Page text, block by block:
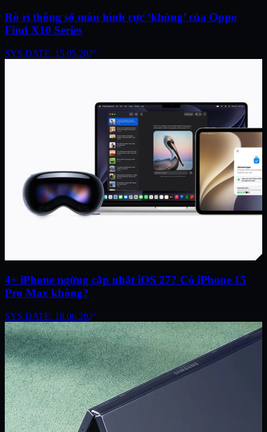
Rò rỉ thông số màn hình cực ‘khủng’ của Oppo
Find X10 Series
SYS.DATE: 15.05.2026
4+ iPhone ngừng cập nhật iOS 27? Có iPhone 15
Pro Max không?
SYS.DATE: 18.06.2026